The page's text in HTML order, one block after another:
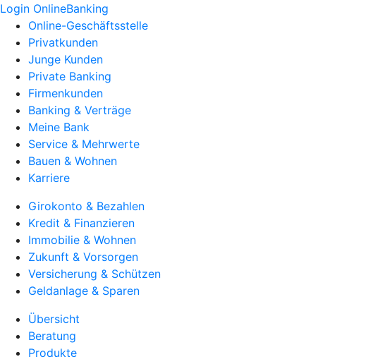
Login OnlineBanking
Online-Geschäftsstelle
Privatkunden
Junge Kunden
Private Banking
Firmenkunden
Banking & Verträge
Meine Bank
Service & Mehrwerte
Bauen & Wohnen
Karriere
Girokonto & Bezahlen
Kredit & Finanzieren
Immobilie & Wohnen
Zukunft & Vorsorgen
Versicherung & Schützen
Geldanlage & Sparen
Übersicht
Beratung
Produkte